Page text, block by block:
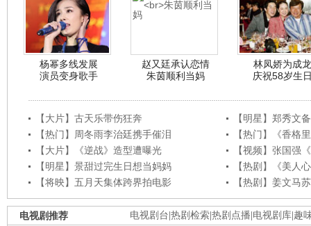
杨幂多线发展
演员变身歌手
赵又廷承认恋情
朱茵顺利当妈
林凤娇为成龙
庆祝58岁生
【大片】古天乐带伤狂奔
【明星】郑秀文
【热门】周冬雨李治廷携手催泪
【热门】《香格
【大片】《逆战》造型遭曝光
【视频】张国强
【明星】景甜过完生日想当妈妈
【热剧】《美人
【将映】五月天集体跨界拍电影
【热剧】姜文马
电视剧台 热剧检索 热剧点播 电视剧库 趣
电视剧推荐